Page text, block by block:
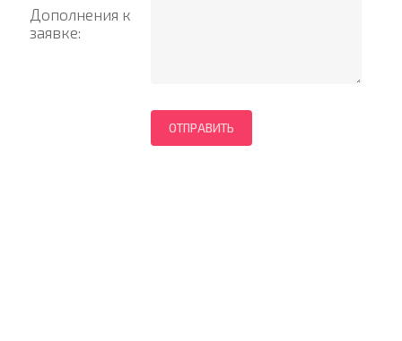
Дополнения к
заявке: